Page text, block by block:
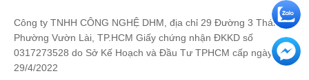
Ngoài ra, OPPO A6T được cài đặt mặc định Android 15 mới nhất,
hỗ trợ tính năng Ứng dụng kép giúp bạn sử dụng 2 tài khoản mạng
xã hội cùng lúc rất tiện lợi.
Công ty TNHH CÔNG NGHỆ DHM, địa chỉ 29 Đường 3 Tháng 2,
Phường Vườn Lài, TP.HCM Giấy chứng nhận ĐKKD số
0317273528 do Sở Kế Hoạch và Đầu Tư TPHCM cấp ngày
29/4/2022